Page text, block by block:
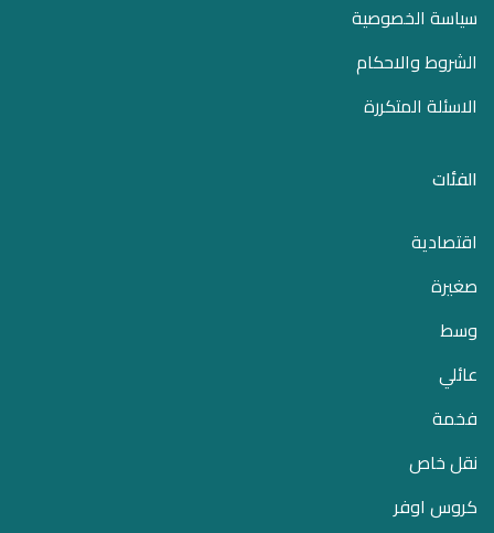
سياسة الخصوصية
الشروط والاحكام
الاسئلة المتكررة
الفئات
اقتصادية
صغيرة
وسط
عائلي
فخمة
نقل خاص
كروس اوفر